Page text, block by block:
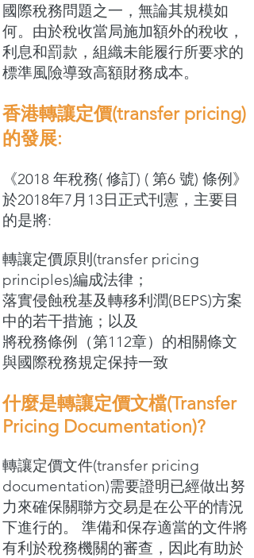
國際稅務問題之一，無論其規模如
何。由於稅收當局施加額外的稅收，
利息和罰款，組織未能履行所要求的
標準風險導致高額財務成本。
香港轉讓定價(transfer pricing)
的發展:
《2018 年稅務( 修訂) ( 第6 號) 條例》
於2018年7月13日正式刊憲，主要目
的是將:
轉讓定價原則(transfer pricing
principles)編成法律；
落實侵蝕稅基及轉移利潤(BEPS)方案
中的若干措施；以及
將稅務條例（第112章）的相關條文
與國際稅務規定保持一致
什麼是轉讓定價文檔(Transfer
Pricing Documentation)?
轉讓定價文件(transfer pricing
documentation)需要證明已經做出努
力來確保關聯方交易是在公平的情況
下進行的。 準備和保存適當的文件將
有利於稅務機關的審查，因此有助於